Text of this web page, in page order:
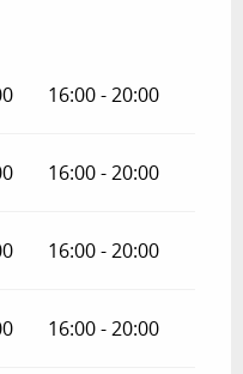
16:00 - 20:00
16:00 - 20:00
16:00 - 20:00
16:00 - 20:00